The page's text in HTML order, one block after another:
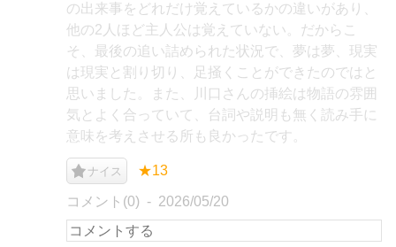
の出来事をどれだけ覚えているかの違いがあり、
他の2人ほど主人公は覚えていない。だからこ
そ、最後の追い詰められた状況で、夢は夢、現実
は現実と割り切り、足掻くことができたのではと
思いました。また、川口さんの挿絵は物語の雰囲
気とよく合っていて、台詞や説明も無く読み手に
意味を考えさせる所も良かったです。
ナイス ★13
コメント(0) 2026/05/20